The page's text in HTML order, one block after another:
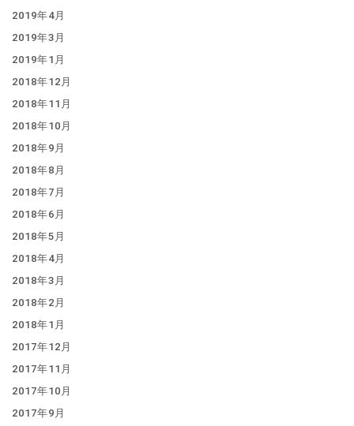
2019年4月
2019年3月
2019年1月
2018年12月
2018年11月
2018年10月
2018年9月
2018年8月
2018年7月
2018年6月
2018年5月
2018年4月
2018年3月
2018年2月
2018年1月
2017年12月
2017年11月
2017年10月
2017年9月